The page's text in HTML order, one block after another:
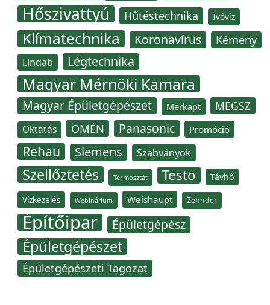
Hőszivattyú Hűtéstechnika Ivóvíz
Klímatechnika Koronavírus Kémény
Lindab Légtechnika
Magyar Mérnöki Kamara
Magyar Épületgépészet Merkapt MÉGSZ
Oktatás OMÉN Panasonic Promóció
Rehau Siemens Szabványok
Szellőztetés Termosztát Testo Távhő
Vízkezelés Webinárium Weishaupt Zehnder
Építőipar Épületgépész
Épületgépészet
Épületgépészeti Tagozat